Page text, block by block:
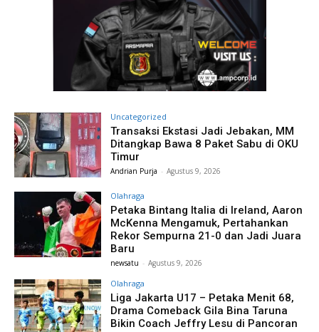
Uncategorized
Transaksi Ekstasi Jadi Jebakan, MM
Ditangkap Bawa 8 Paket Sabu di OKU
Timur
Andrian Purja - Agustus 9, 2026
Olahraga
Petaka Bintang Italia di Ireland, Aaron
McKenna Mengamuk, Pertahankan
Rekor Sempurna 21-0 dan Jadi Juara
Baru
newsatu - Agustus 9, 2026
Olahraga
Liga Jakarta U17 – Petaka Menit 68,
Drama Comeback Gila Bina Taruna
Bikin Coach Jeffry Lesu di Pancoran